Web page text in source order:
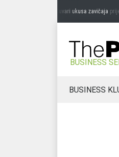
MIĆANOVIĆ: Čuvari ukusa zavičajaprije 3
BUSINESS
BUSINESS